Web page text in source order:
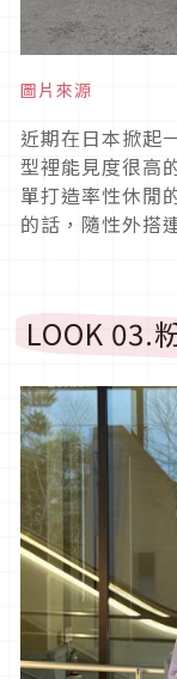
圖片來源
近期在日本掀起
型裡能見度很高
單打造率性休閒
的話，隨性外搭
LOOK 03.